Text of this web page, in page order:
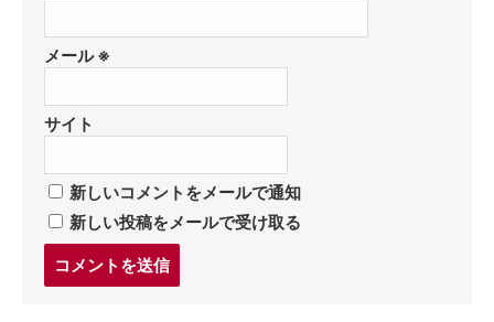
メール※
サイト
新しいコメントをメールで通知
新しい投稿をメールで受け取る